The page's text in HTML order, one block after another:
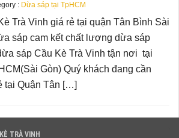
: Dừa sáp tại TpHCM
Trà Vinh giá rẻ tại quận Tân Bình Sài
sáp cam kết chất lượng dừa sáp
sáp Cầu Kè Trà Vinh tận nơi tại
Gòn) Quý khách đang cần
tại Quận Tân […]
TRÀ VINH